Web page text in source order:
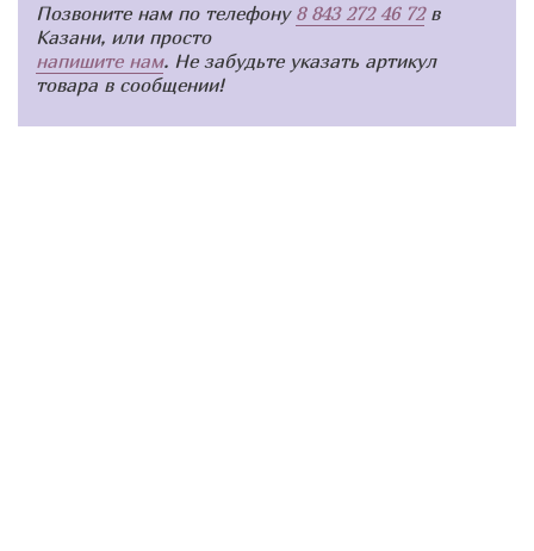
Позвоните нам по телефону 8 843 272 46 72в
Казани, или просто
напишите нам. Не забудьте указать артикул
товара в сообщении!